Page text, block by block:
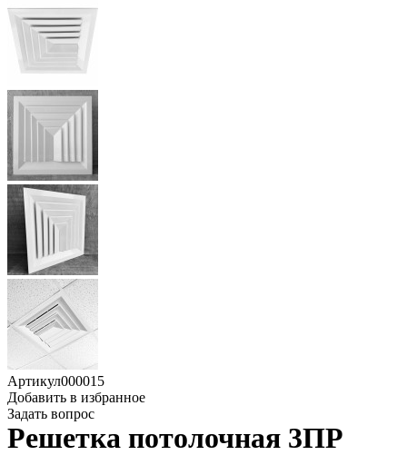
Артикул000015
Добавить в избранное
Задать вопрос
Решетка потолочная 3ПР